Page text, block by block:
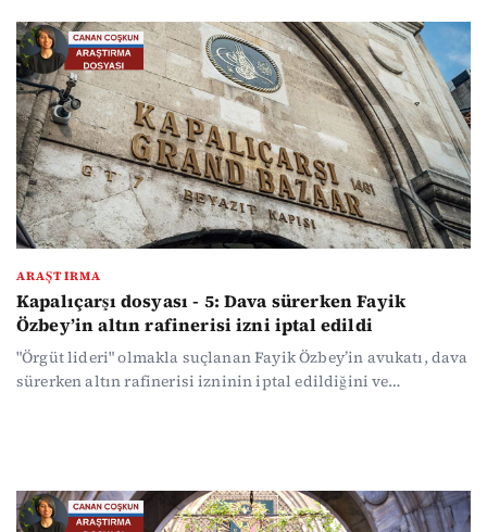
23 gün cezaevinde kalan Halil, çıktığında karşısında
öğretmen değil, “yolunu kesip torba tutmamı, mekan
taramamı istediler” diyen kişileri bulduğunu söylüyor.
ARAŞTIRMA
Kapalıçarşı dosyası - 5: Dava sürerken Fayik
Özbey’in altın rafinerisi izni iptal edildi
"Örgüt lideri" olmakla suçlanan Fayik Özbey’in avukatı, dava
sürerken altın rafinerisi izninin iptal edildiğini ve